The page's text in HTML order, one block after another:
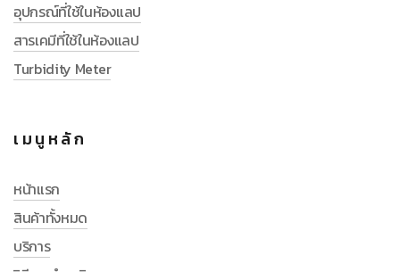
อุปกรณ์ที่ใช้ในห้องแลป
สารเคมีที่ใช้ในห้องแลป
Turbidity Meter
เมนูหลัก
หน้าแรก
สินค้าทั้งหมด
บริการ